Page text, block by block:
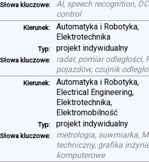
Słowa kluczowe:
AI, speech recognition,
control
Kierunek:
Automatyka i Robotyka,
Elektrotechnika
Typ: projekt indywidualny
Słowa kluczowe:
radar, pomiar odległości,
pojazdów, czujnik
Kierunek:
Automatyka i Robotyka,
Electrical Engineering,
Elektrotechnika,
Elektromobilność
Typ: projekt indywidualny
Słowa kluczowe:
metrologia, suwmiarka,
techniczny, grafika
komputerowe